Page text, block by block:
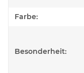
Farbe:
Besonderheit: